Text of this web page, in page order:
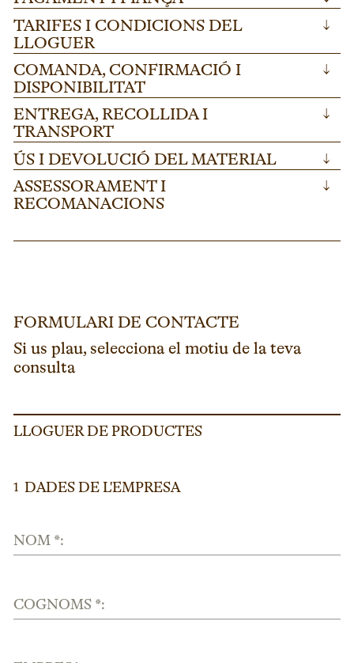
TARIFES I CONDICIONS DEL
LLOGUER
↓
COMANDA, CONFIRMACIÓ I
DISPONIBILITAT
↓
ENTREGA, RECOLLIDA I
TRANSPORT
↓
ÚS I DEVOLUCIÓ DEL MATERIAL ↓
ASSESSORAMENT I
RECOMANACIONS
↓
FORMULARI DE CONTACTE
Si us plau, selecciona el motiu de la teva
consulta
LLOGUER DE PRODUCTES
1 DADES DE L'EMPRESA
NOM *:
COGNOMS *: